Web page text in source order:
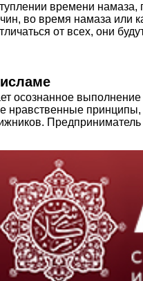
времени
во время намаза или
от всех, они
осознанное
нравственные